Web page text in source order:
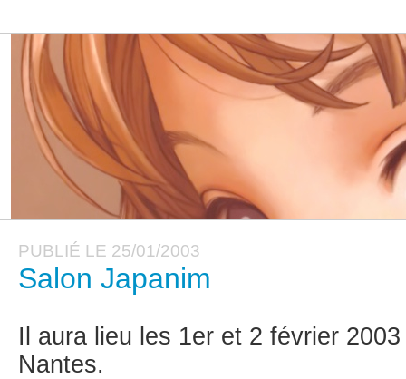
PUBLIÉ LE 25/01/2003
Salon Japanim
Il aura lieu les 1er et 2 février
Nantes.